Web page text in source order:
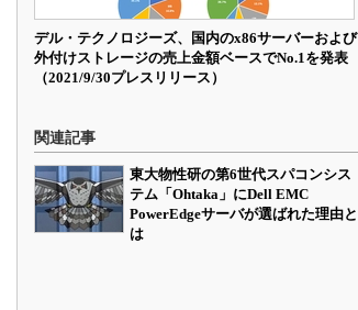
デル・テクノロジーズ、国内のx86サーバーおよび
外付けストレージの売上金額ベースでNo.1を発表
（2021/9/30プレスリリース）
関連記事
東大物性研の第6世代スパコンシス
テム「Ohtaka」にDell EMC
PowerEdgeサーバが選ばれた理由と
は